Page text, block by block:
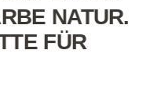
NATUR.
FÜR